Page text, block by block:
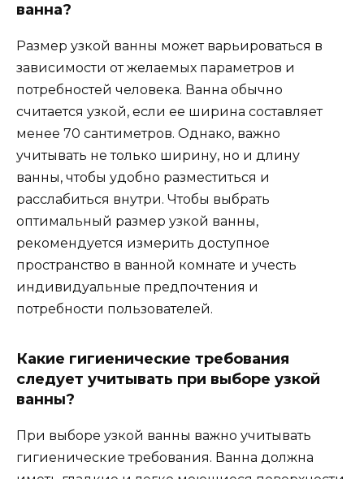
ванна?
Размер узкой ванны может варьироваться в
зависимости от желаемых параметров и
потребностей человека. Ванна обычно
считается узкой, если ее ширина составляет
менее 70 сантиметров. Однако, важно
учитывать не только ширину, но и длину
ванны, чтобы удобно разместиться и
расслабиться внутри. Чтобы выбрать
оптимальный размер узкой ванны,
рекомендуется измерить доступное
пространство в ванной комнате и учесть
индивидуальные предпочтения и
потребности пользователей.
Какие гигиенические требования
следует учитывать при выборе узкой
ванны?
При выборе узкой ванны важно учитывать
гигиенические требования. Ванна должна